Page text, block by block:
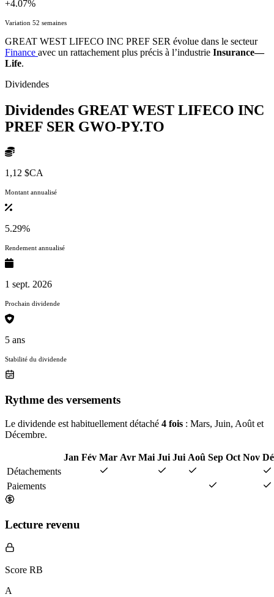
+4.07%
Variation 52 semaines
GREAT WEST LIFECO INC PREF SER évolue dans le secteur
Finance avec un rattachement plus précis à l’industrie Insurance—
Life.
Dividendes
Dividendes GREAT WEST LIFECO INC
PREF SER GWO-PY.TO
1,12 $CA
Montant annualisé
5.29%
Rendement annualisé
1 sept. 2026
Prochain dividende
5 ans
Stabilité du dividende
Rythme des versements
Le dividende est habituellement détaché 4 fois : Mars, Juin, Août et
Décembre.
Jan Fév Mar Avr Mai Jui Jui Aoû Sep Oct Nov
Détachements
Paiements
Lecture revenu
Score RB
A